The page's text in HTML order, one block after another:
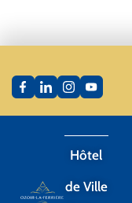
Hôtel
de Ville